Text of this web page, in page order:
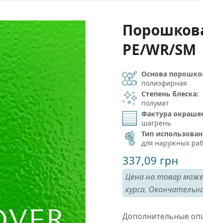
PE/WR/SM
Основа
полиэфирная
Степень блеска:
полумат
Фактура
шагрень
Тип
для наружных
337,09 грн
Цена на товар
курса.
Дополнительные